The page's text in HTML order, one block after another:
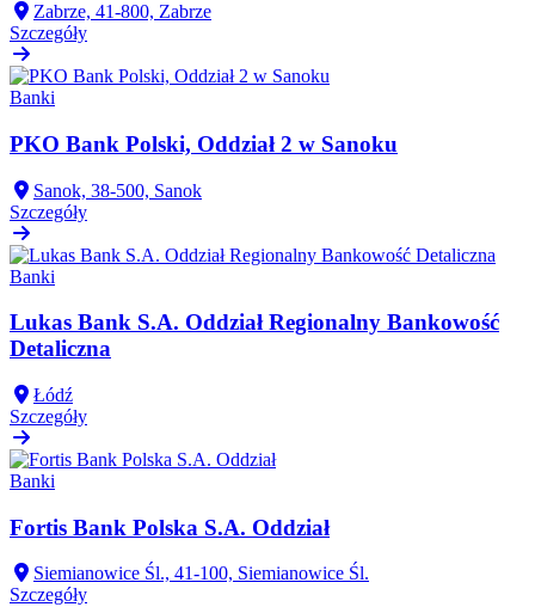
Zabrze, 41-800, Zabrze
Szczegóły
Banki
PKO Bank Polski, Oddział 2 w Sanoku
Sanok, 38-500, Sanok
Szczegóły
Banki
Lukas Bank S.A. Oddział Regionalny Bankowość
Detaliczna
Łódź
Szczegóły
Banki
Fortis Bank Polska S.A. Oddział
Siemianowice Śl., 41-100, Siemianowice Śl.
Szczegóły